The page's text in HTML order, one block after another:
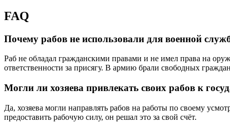
FAQ
Почему рабов не использовали для военной
Раб не обладал гражданскими правами и не имел права на
ответственности за присягу. В армию брали свободных
Могли ли хозяева привлекать своих рабов к
Да, хозяева могли направлять рабов на работы по своему
предоставить рабочую силу, он решал это за свой счёт.